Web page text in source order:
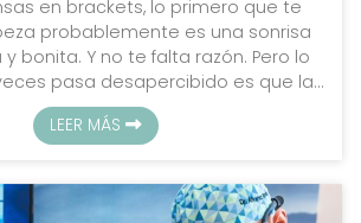
en brackets, lo primero que te
probablemente es una sonrisa
bonita. Y no te falta razón. Pero lo
pasa desapercibido es que la
también es una gran aliada para
bucodental. Sí, aunque parezca
una función mucho más profunda,
con mucho más detalle en
LEER MÁS